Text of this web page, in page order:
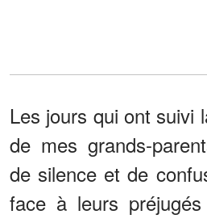
Les jours qui ont suivi
de mes grands-
de silence et de
face à leurs